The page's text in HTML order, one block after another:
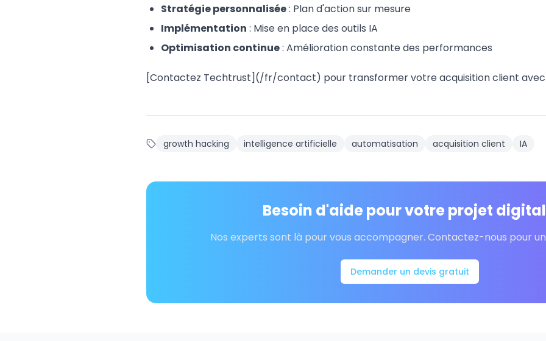
Stratégie personnalisée: Plan d'action sur mesure
Implémentation : Mise en place des outils IA
Optimisation continue: Amélioration constante des performances
[Contactez Techtrust](/fr/contact) pour transformer votre acquisition client avec
growth hacking intelligence artificielle automatisation acquisition client IA
Besoin d'aide pour votre projet
Nos experts sont là pour vous accompagner. Contactez-nous pour
Demander un devis gratuit